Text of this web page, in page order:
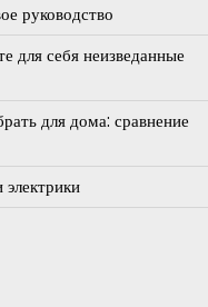
руководство
для себя неизведанные
для дома: сравнение